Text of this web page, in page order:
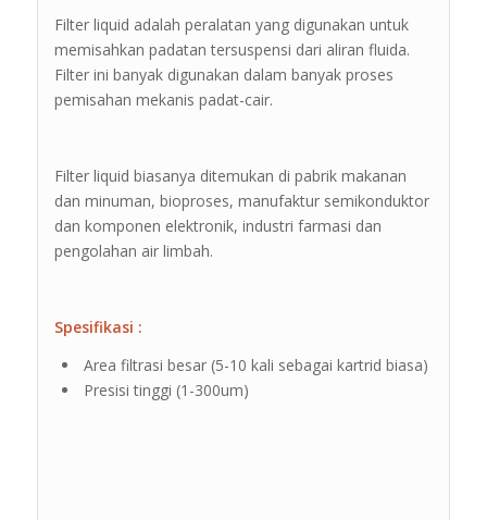
Filter liquid adalah peralatan yang digunakan untuk
memisahkan padatan tersuspensi dari aliran fluida.
Filter ini banyak digunakan dalam banyak proses
pemisahan mekanis padat-cair.
Filter liquid biasanya ditemukan di pabrik makanan
dan minuman, bioproses, manufaktur semikonduktor
dan komponen elektronik, industri farmasi dan
pengolahan air limbah.
Spesifikasi :
Area filtrasi besar (5-10 kali sebagai kartrid biasa)
Presisi tinggi (1-300um)